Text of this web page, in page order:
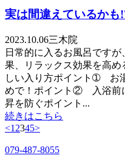
実は間違えているか
2023.10.06三木院
日常的に入るお風呂です
果、リラックス効果を高
しい入り方ポイント➀ お
めで！ポイント② 入浴前
昇を防ぐポイント...
続きはこちら
<1 2345>
079-487-8055